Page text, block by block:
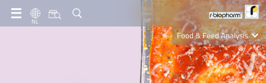
NL
Food & Feed Analysis
Clinical Diagnostics
R-Biopharm AG